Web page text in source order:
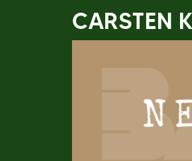
CARSTEN